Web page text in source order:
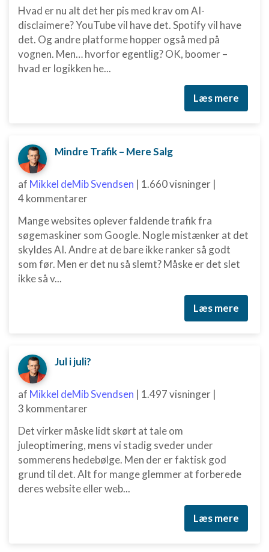
Hvad er nu alt det her pis med krav om AI-
disclaimere? YouTube vil have det. Spotify vil have
det. Og andre platforme hopper også med på
vognen. Men… hvorfor egentlig? OK, boomer –
hvad er logikken he...
Læs mere
Mindre Trafik – Mere Salg
af Mikkel deMib Svendsen | 1.660 visninger |
4 kommentarer
Mange websites oplever faldende trafik fra
søgemaskiner som Google. Nogle mistænker at det
skyldes AI. Andre at de bare ikke ranker så godt
som før. Men er det nu så slemt? Måske er det slet
ikke så v...
Læs mere
Jul i juli?
af Mikkel deMib Svendsen | 1.497 visninger |
3 kommentarer
Det virker måske lidt skørt at tale om
juleoptimering, mens vi stadig sveder under
sommerens hedebølge. Men der er faktisk god
grund til det. Alt for mange glemmer at forberede
deres website eller web...
Læs mere
Annoncering / marketing